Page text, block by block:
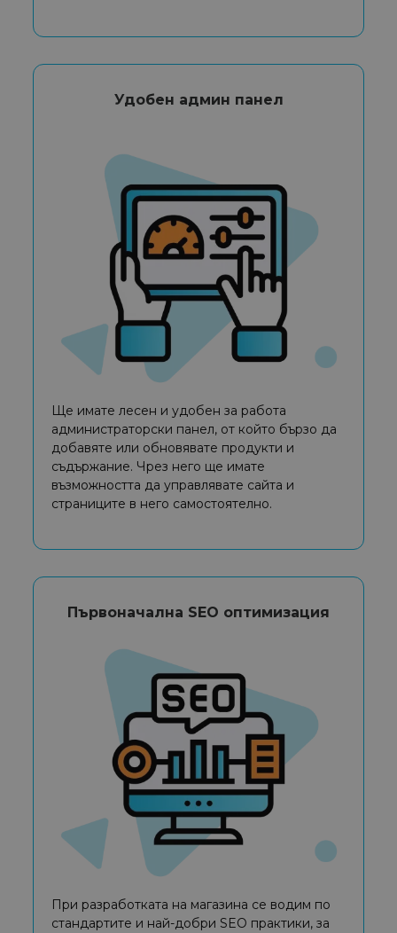
Удобен админ панел
Ще имате лесен и удобен за работа
администраторски панел, от който бързо да
добавяте или обновявате продукти и
съдържание. Чрез него ще имате
възможността да управлявате сайта и
страниците в него самостоятелно.
Първоначална SEO оптимизация
При разработката на магазина се водим по
стандартите и най-добри SEO практики, за